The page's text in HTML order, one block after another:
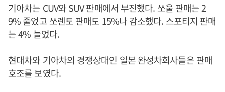
기아차는 CUV와 SUV 판매에서 부진했다. 쏘울 판매는 2
9% 줄었고 쏘렌토 판매도 15%나 감소했다. 스포티지 판매
는 4% 늘었다.
현대차와 기아차의 경쟁상대인 일본 완성차회사들은 판매
호조를 보였다.